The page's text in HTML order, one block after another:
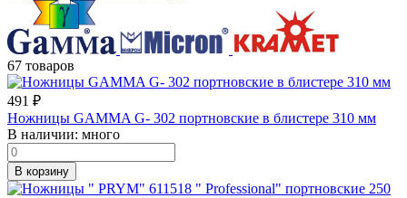
67 товаров
491 ₽
Ножницы GAMMA G- 302 портновские в блистере 310 мм
В наличии: много
В корзину